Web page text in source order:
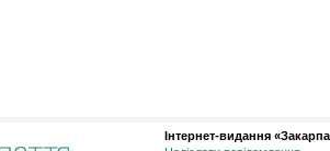
Інтернет-видання